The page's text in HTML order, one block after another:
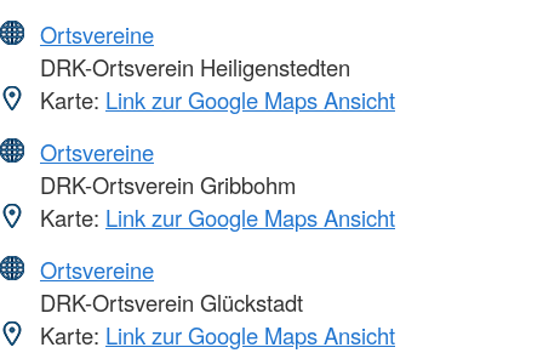
Ortsvereine
DRK-Ortsverein Heiligenstedten
Karte: Link zur Google Maps Ansicht
Ortsvereine
DRK-Ortsverein Gribbohm
Karte: Link zur Google Maps Ansicht
Ortsvereine
DRK-Ortsverein Glückstadt
Karte: Link zur Google Maps Ansicht